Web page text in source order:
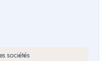
sociétés